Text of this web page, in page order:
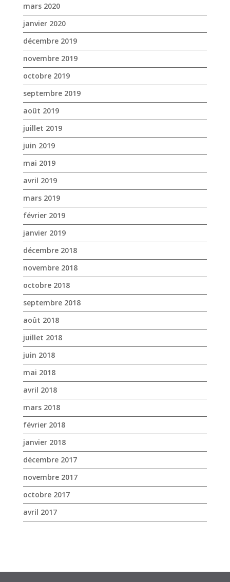
septembre 2019
août 2019
juillet 2019
juin 2019
mai 2019
avril 2019
mars 2019
février 2019
janvier 2019
décembre 2018
novembre 2018
octobre 2018
septembre 2018
août 2018
juillet 2018
juin 2018
mai 2018
avril 2018
mars 2018
février 2018
janvier 2018
décembre 2017
novembre 2017
octobre 2017
avril 2017